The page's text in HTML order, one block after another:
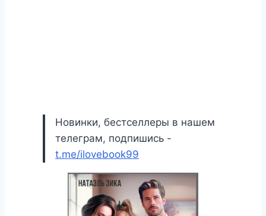
Новинки, бестселлеры в нашем
телеграм, подпишись -
t.me/ilovebook99